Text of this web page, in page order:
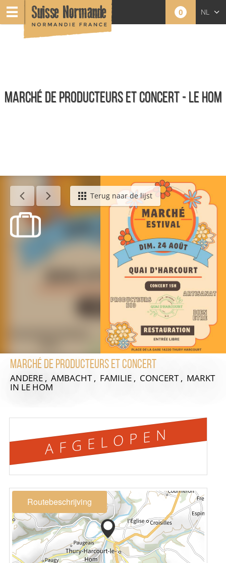
0 NL
MARCHÉ DE PRODUCTEURS ET CONCERT - LE HOM
Agenda - NederlandsTerug naar de lijst
Marché de producteurs et concert
ANDERE , AMBACHT , FAMILIE , CONCERT , MARKT
IN LE HOM
AFGELOPEN
Routebeschrijving